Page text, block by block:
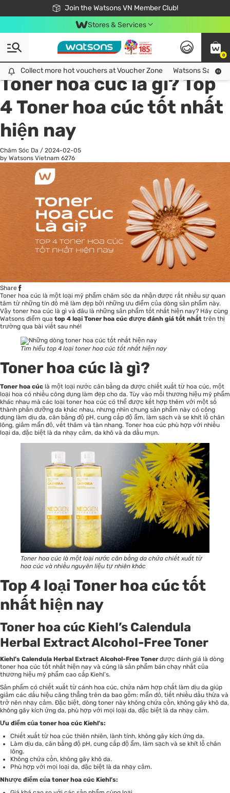
Join the Watsons VN Member Club!
Free Shipping For Order From 249,000Đ
24h Fast delivery in Hồ Chí Minh City
Stores & Services
0
Collect more hot vouchers at Voucher Zone
Collect more hot vouchers at Voucher Zone Watsons Safety
All
Chăm Sóc Cá Nhân
Toner hoa cúc là gì? Top
4 Toner hoa cúc tốt nhất
hiện nay
Chăm Sóc Da / 2024-02-05
by Watsons Vietnam 6276
Share
Toner hoa cúc là một loại mỹ phẩm chăm sóc da nhận được rất nhiều sự quan
tâm từ những tín đồ mê làm đẹp bởi những ưu điểm của dòng sản phẩm này.
Vậy toner hoa cúc là gì và đâu là những sản phẩm tốt nhất hiện nay? Hãy cùng
Watsons điểm qua top 4 loại Toner hoa cúc được đánh giá tốt nhất trên thị
trường qua bài viết sau nhé!
Tìm hiểu top 4 loại toner hoa cúc tốt nhất hiện nay
Toner hoa cúc là gì?
Toner hoa cúc là một loại nước cân bằng da được chiết xuất từ hoa cúc, một
loại hoa có nhiều công dụng làm đẹp cho da. Tùy vào mỗi thương hiệu mỹ phẩm
khác nhau mà các loại toner hoa cúc có thể được kết hợp thêm với một số
thành phần dưỡng da khác nhau, nhưng nhìn chung sản phẩm này có công
dụng làm dịu da, cân bằng độ pH, cung cấp độ ẩm, làm sạch và se khít lỗ chân
lông, giảm mẩn đỏ, vết thâm và tàn nhang. Toner hoa cúc phù hợp với nhiều
loại da, đặc biệt là da nhạy cảm, da khô và da dầu mụn.
Toner hoa cúc là một loại nước cân bằng da chứa chiết xuất từ
hoa cúc và nhiều nguyên liệu tự nhiên khác
Top 4 loại Toner hoa cúc tốt
nhất hiện nay
Toner hoa cúc Kiehl’s Calendula
Herbal Extract Alcohol-Free Toner
Kiehl’s Calendula Herbal Extract Alcohol-Free Tonerđược đánh giá là dòng
toner hoa cúc tốt nhất hiện nay và cũng là sản phẩm bán chạy nhất của
thương hiệu mỹ phẩm cao cấp Kiehl’s.
Sản phẩm có chiết xuất từ cánh hoa cúc, chứa năm hợp chất làm dịu da giúp
giảm các dấu hiệu căng thẳng trên da bao gồm: mẩn đỏ, tiết nhiều dầu thừa và
trở nên nhạy cảm. Đặc biệt, dòng toner này không chứa cồn, không gây khô da,
không gây kích ứng da, phù hợp với mọi loại da, đặc biệt là da nhạy cảm.
Ưu điểm của toner hoa cúc Kiehl’s:
Chiết xuất từ hoa cúc thiên nhiên, lành tính, không gây kích ứng da.
Làm dịu da, cân bằng độ pH, cung cấp độ ẩm, làm sạch và se khít lỗ chân
lông.
Không chứa cồn, không gây khô da.
Phù hợp với mọi loại da, đặc biệt là da nhạy cảm.
Nhược điểm của toner hoa cúc Kiehl’s: